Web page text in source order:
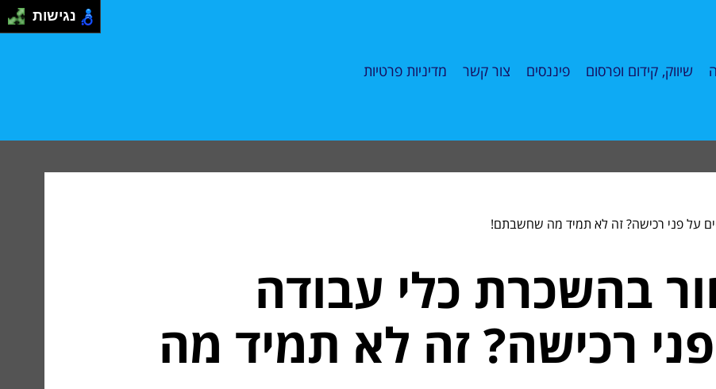
שיווק, קידום ופרסום פיננסים צור קשר מדיניות פרטיות
על פני רכישה? זה לא תמיד מה שחשבתם!
בהשכרת כלי עבודה
רכישה? זה לא תמיד מה
נגישות